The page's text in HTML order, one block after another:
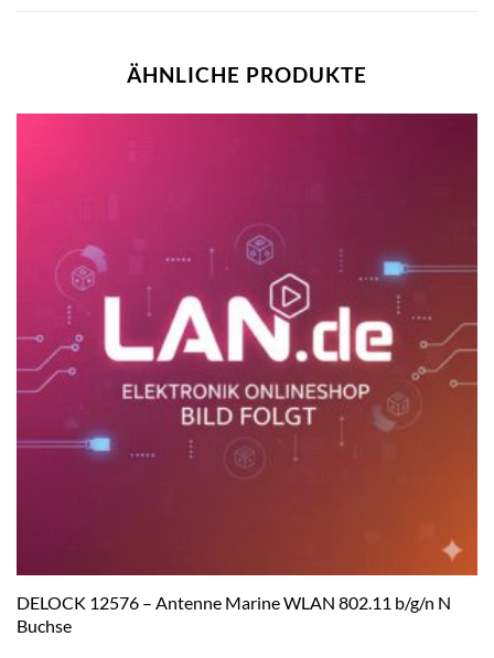
ÄHNLICHE PRODUKTE
DELOCK 12576 – Antenne Marine WLAN 802.11 b/g/n N
Buchse